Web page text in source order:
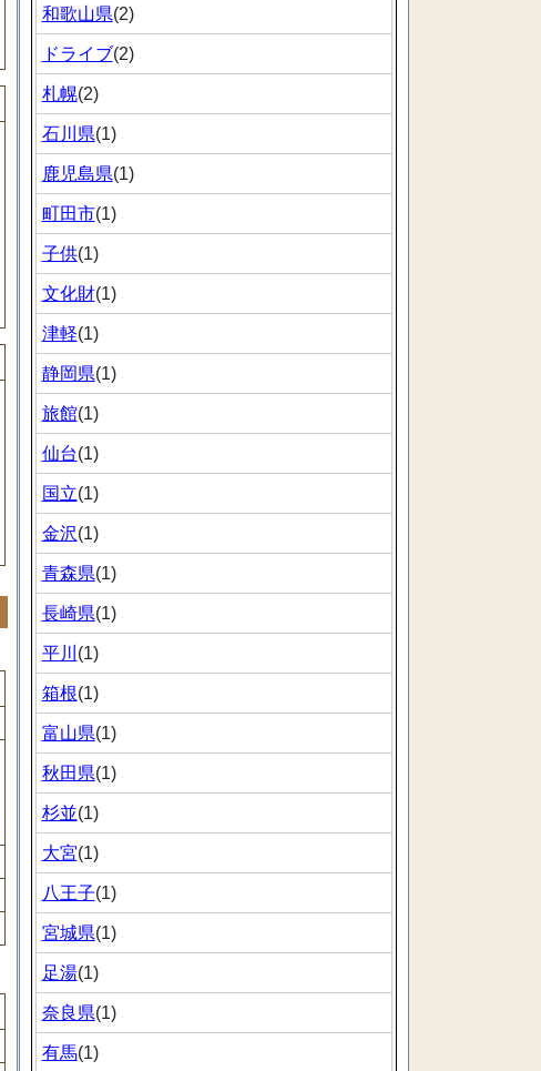
和歌山県(2)
ドライブ(2)
札幌(2)
石川県(1)
鹿児島県(1)
町田市(1)
子供(1)
文化財(1)
津軽(1)
静岡県(1)
旅館(1)
仙台(1)
国立(1)
金沢(1)
青森県(1)
長崎県(1)
平川 (1)
箱根(1)
富山県(1)
秋田県(1)
杉並(1)
大宮(1)
八王子(1)
宮城県(1)
足湯(1)
奈良県(1)
有馬(1)